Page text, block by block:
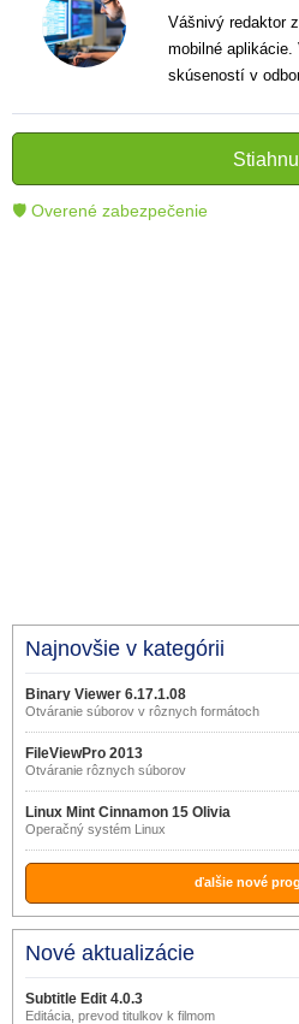
Vášnivý redaktor
mobilné
skúseností v
informatívnych
čitateľom lepšie
technológie.
🛡 Overené zabezpečenie
Najnovšie v kategórii
Binary Viewer 6.17.1.08
Otváranie súborov v rôznych formátoch
FileViewPro 2013
Otváranie rôznych súborov
Linux Mint Cinnamon 15 Olivia
Operačný systém Linux
ďalšie nové
Nové aktualizácie
Subtitle Edit 4.0.3
Editácia, prevod titulkov k filmom